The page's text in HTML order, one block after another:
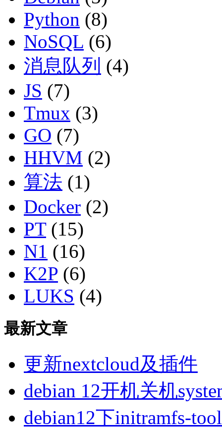
Python (8)
NoSQL (6)
消息队列 (4)
JS (7)
Tmux (3)
GO (7)
HHVM (2)
算法 (1)
Docker (2)
PT(15)
N1 (16)
K2P (6)
LUKS (4)
最新文章
更新nextcloud及插件
debian 12开机关机
debian12下initramfs-